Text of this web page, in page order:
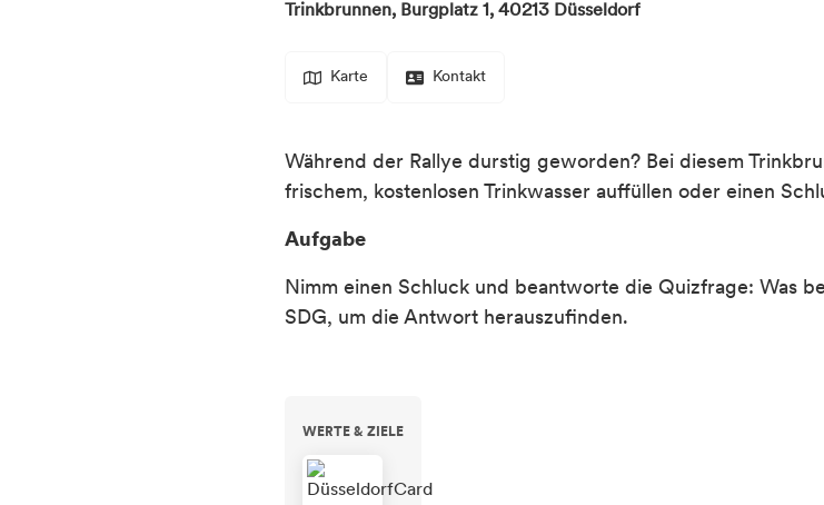
Trinkbrunnen, Burgplatz 1, 40213 Düsseldorf
Karte Kontakt
Während der Rallye durstig geworden? Bei diesem
frischem, kostenlosen Trinkwasser auffüllen oder einen
Aufgabe
Nimm einen Schluck und beantworte die Quizfrage: Was
SDG, um die Antwort herauszufinden.
WERTE & ZIELE